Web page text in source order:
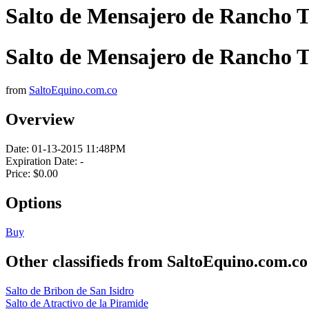
Salto de Mensajero de Rancho
Salto de Mensajero de Rancho
from SaltoEquino.com.co
Overview
Date: 01-13-2015 11:48PM
Expiration Date: -
Price: $0.00
Options
Buy
Other classifieds from SaltoEquino.com.co
Salto de Bribon de San Isidro
Salto de Atractivo de la Piramide